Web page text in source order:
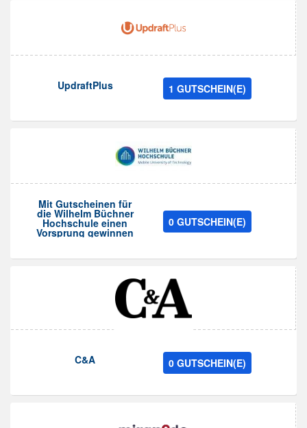
UpdraftPlus 1 GUTSCHEIN(E)
Mit Gutscheinen für
die Wilhelm Büchner
Hochschule einen
Vorsprung gewinnen
0 GUTSCHEIN(E)
C&A 0 GUTSCHEIN(E)